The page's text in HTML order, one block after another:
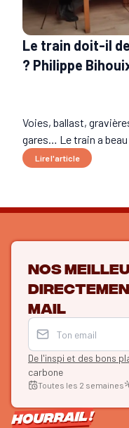
Le train doit-il
? Philippe
Voies, ballast,
gares… Le train a
Lire l'article
Nos
mail
De l'inspi et des bons
carbone
Toutes les 2 semaines